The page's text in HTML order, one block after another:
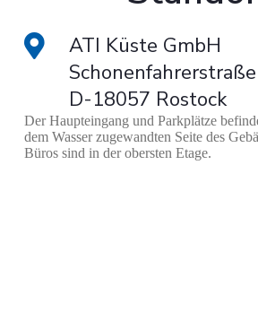
ATI Küste GmbH
D-18057 Rostock
Der Haupteingang und Parkplätze
dem Wasser zugewandten Seite des
Büros sind in der obersten Etage.